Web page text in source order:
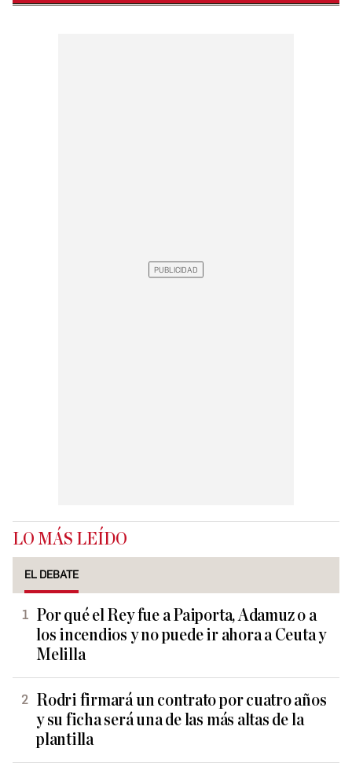
LO MÁS LEÍDO
EL DEBATE
Por qué el Rey fue a Paiporta, Adamuz o a
los incendios y no puede ir ahora a Ceuta y
Melilla
Rodri firmará un contrato por cuatro años
y su ficha será una de las más altas de la
plantilla